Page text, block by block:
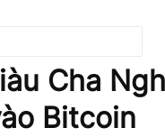
Cha
Bitcoin